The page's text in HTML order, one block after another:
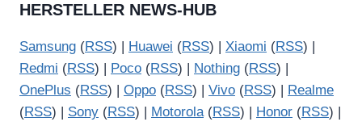
HERSTELLER NEWS-HUB
Samsung (RSS) | Huawei (RSS) | Xiaomi (RSS) |
Redmi (RSS) | Poco (RSS) | Nothing (RSS) |
OnePlus (RSS) | Oppo (RSS) | Vivo (RSS) | Realme
(RSS) | Sony (RSS) | Motorola(RSS) | Honor (RSS) |